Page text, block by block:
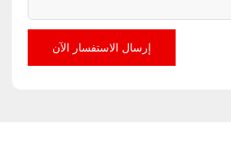
إرسال الاستفسار الآن